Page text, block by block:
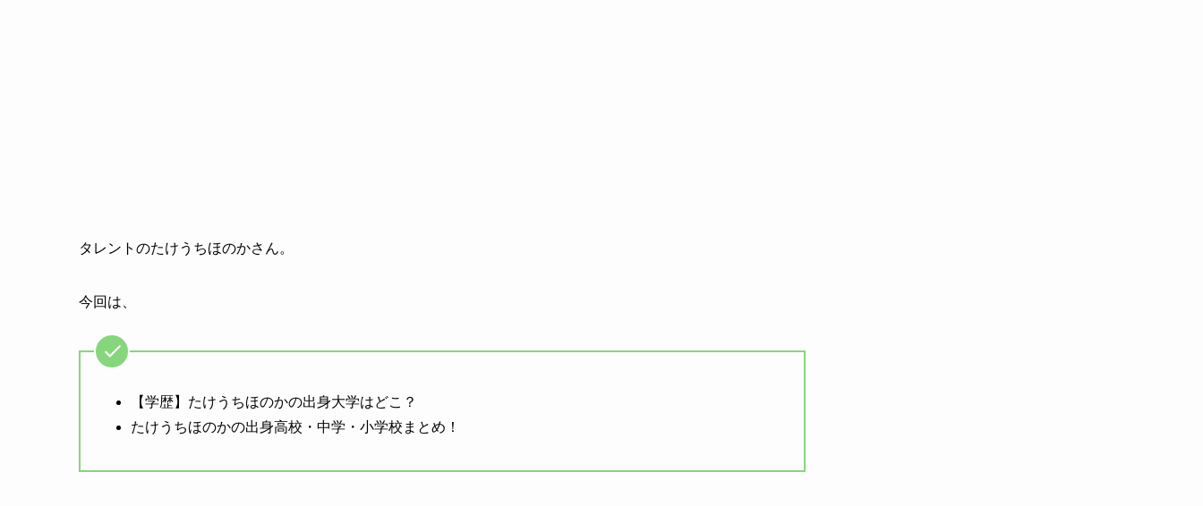
タレントのたけうちほのかさん。
今回は、
【学歴】たけうちほのかの出身大学はどこ？
たけうちほのかの出身高校・中学・小学校まとめ！